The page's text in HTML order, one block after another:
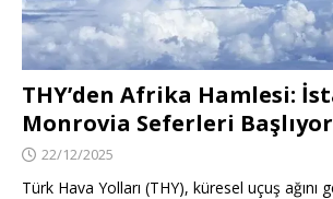
THY’den Afrika Hamlesi:
Monrovia Seferleri Başlıyor
22/12/2025
Türk Hava Yolları (THY), küresel uçuş